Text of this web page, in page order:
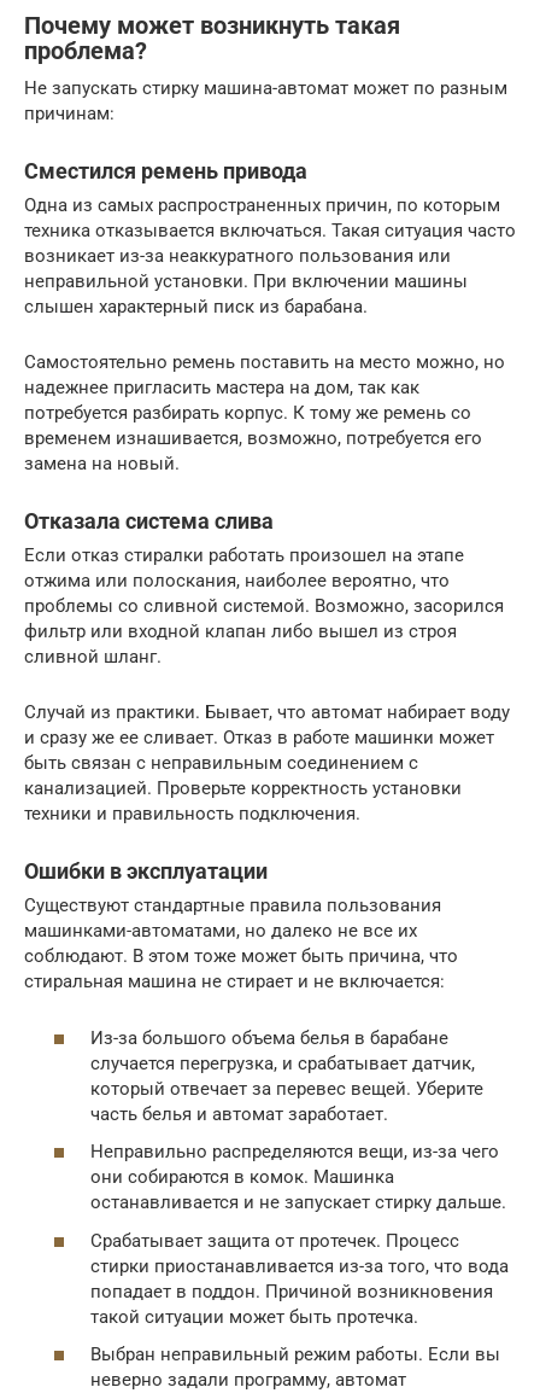
Почему может возникнуть такая
проблема?
Не запускать стирку машина-автомат может по разным
причинам:
Сместился ремень привода
Одна из самых распространенных причин, по которым
техника отказывается включаться. Такая ситуация часто
возникает из-за неаккуратного пользования или
неправильной установки. При включении машины
слышен характерный писк из барабана.
Самостоятельно ремень поставить на место можно, но
надежнее пригласить мастера на дом, так как
потребуется разбирать корпус. К тому же ремень со
временем изнашивается, возможно, потребуется его
замена на новый.
Отказала система слива
Если отказ стиралки работать произошел на этапе
отжима или полоскания, наиболее вероятно, что
проблемы со сливной системой. Возможно, засорился
фильтр или входной клапан либо вышел из строя
сливной шланг.
Случай из практики. Бывает, что автомат набирает воду
и сразу же ее сливает. Отказ в работе машинки может
быть связан с неправильным соединением с
канализацией. Проверьте корректность установки
техники и правильность подключения.
Ошибки в эксплуатации
Существуют стандартные правила пользования
машинками-автоматами, но далеко не все их
соблюдают. В этом тоже может быть причина, что
стиральная машина не стирает и не включается:
Из-за большого объема белья в барабане
случается перегрузка, и срабатывает датчик,
который отвечает за перевес вещей. Уберите
часть белья и автомат заработает.
Неправильно распределяются вещи, из-за чего
они собираются в комок. Машинка
останавливается и не запускает стирку дальше.
Срабатывает защита от протечек. Процесс
стирки приостанавливается из-за того, что вода
попадает в поддон. Причиной возникновения
такой ситуации может быть протечка.
Выбран неправильный режим работы. Если вы
неверно задали программу, автомат